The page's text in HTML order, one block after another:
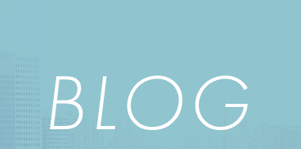
BLOG